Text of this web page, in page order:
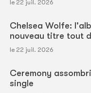
le 22 juil. 2026
Chelsea Wolfe:
nouveau titre tout
le 22 juil. 2026
Ceremony
single